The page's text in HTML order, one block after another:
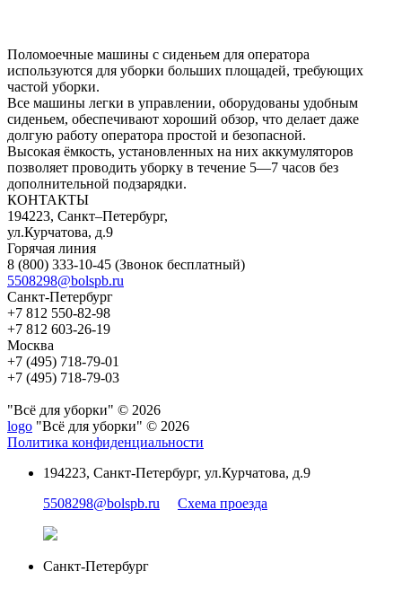
Поломоечные машины с сиденьем для оператора
используются для уборки больших площадей, требующих
частой уборки.
Все машины легки в управлении, оборудованы удобным
сиденьем, обеспечивают хороший обзор, что делает даже
долгую работу оператора простой и безопасной.
Высокая ёмкость, установленных на них аккумуляторов
позволяет проводить уборку в течение 5—7 часов без
дополнительной подзарядки.
КОНТАКТЫ
194223, Санкт–Петербург,
ул.Курчатова, д.9
Горячая линия
8 (800) 333-10-45 (Звонок бесплатный)
5508298@bolspb.ru
Санкт-Петербург
+7 812 550-82-98
+7 812 603-26-19
Москва
+7 (495) 718-79-01
+7 (495) 718-79-03
"Всё для уборки" © 2026
logo "Всё для уборки" © 2026
Политика конфиденциальности
194223, Санкт-Петербург, ул.Курчатова, д.9
5508298@bolspb.ru
Схема проезда
Санкт-Петербург